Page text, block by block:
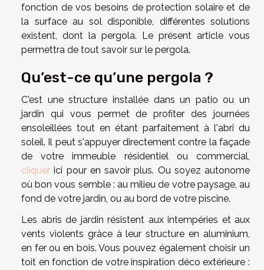
fonction de vos besoins de protection solaire et de
la surface au sol disponible, différentes solutions
existent, dont la pergola. Le présent article vous
permettra de tout savoir sur le pergola.
Qu’est-ce qu’une pergola ?
C'est une structure installée dans un patio ou un
jardin qui vous permet de profiter des journées
ensoleillées tout en étant parfaitement à l'abri du
soleil. Il peut s'appuyer directement contre la façade
de votre immeuble résidentiel ou commercial,
cliquer ici pour en savoir plus. Ou soyez autonome
où bon vous semble : au milieu de votre paysage, au
fond de votre jardin, ou au bord de votre piscine.
Les abris de jardin résistent aux intempéries et aux
vents violents grâce à leur structure en aluminium,
en fer ou en bois. Vous pouvez également choisir un
toit en fonction de votre inspiration déco extérieure :